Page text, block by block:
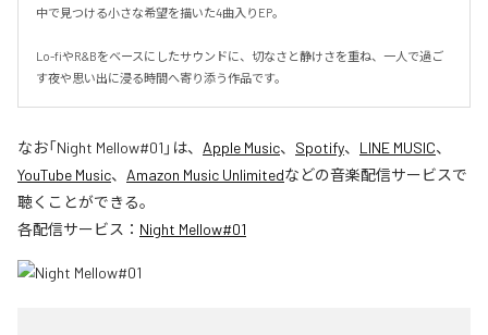
中で見つける小さな希望を描いた4曲入りEP。
Lo-fiやR&Bをベースにしたサウンドに、切なさと静けさを重ね、一人で過ご
す夜や思い出に浸る時間へ寄り添う作品です。
なお「Night Mellow#01 」は、 Apple Music、 Spotify、 LINE MUSIC、
YouTube Music、 Amazon Music Unlimitedなどの音楽配信サービスで
聴くことができる。
各配信サービス： Night Mellow#01